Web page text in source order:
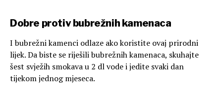
Dobre protiv bubrežnih kamenaca
I bubrežni kamenci odlaze ako koristite ovaj prirodni
lijek. Da biste se riješili bubrežnih kamenaca, skuhajte
šest svježih smokava u 2 dl vode i jedite svaki dan
tijekom jednog mjeseca.